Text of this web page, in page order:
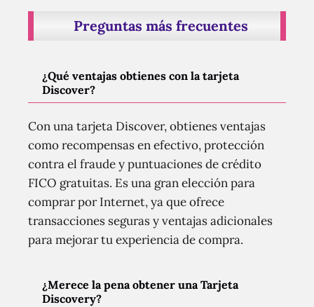
Preguntas más frecuentes
¿Qué ventajas obtienes con la tarjeta
Discover?
Con una tarjeta Discover, obtienes ventajas
como recompensas en efectivo, protección
contra el fraude y puntuaciones de crédito
FICO gratuitas. Es una gran elección para
comprar por Internet, ya que ofrece
transacciones seguras y ventajas adicionales
para mejorar tu experiencia de compra.
¿Merece la pena obtener una Tarjeta
Discovery?